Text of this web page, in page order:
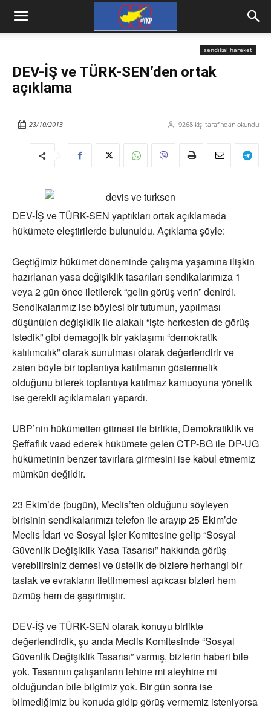
sendikal hareket
DEV-İŞ ve TÜRK-SEN’den ortak
açıklama
9268 kişi tarafından okundu
23/10/2013
DEV-İŞ ve TÜRK-SEN yaptıkları ortak açıklamada
hükümete eleştirilerde bulunuldu. Açıklama şöyle:
Geçtiğimiz hükümet döneminde çalışma yaşamına ilişkin
hazırlanan yasa değişiklik tasarıları sendikalarımıza 1
veya 2 gün önce iletilerek “gelin görüş verin” denirdi.
Sendikalarımız ise böylesi bir tutumun, yapılması
düşünülen değişiklik ile alakalı “işte herkesten de görüş
istedik” gibi demagojik bir yaklaşımı “demokratik
katılımcılık” olarak sunulması olarak değerlendirir ve
zaten böyle bir toplantıya katılmanın göstermelik
olduğunu bilerek toplantıya katılmaz kamuoyuna yönelik
ise gerekli açıklamaları yapardı.
UBP’nin hükümetten gitmesi ile birlikte, Demokratiklik ve
Şeffaflık vaad ederek hükümete gelen CTP-BG ile DP-UG
hükümetinin benzer tavırlara girmesini ise kabul etmemiz
mümkün değildir.
23 Ekim’de (bugün), Meclis’ten olduğunu söyleyen
birisinin sendikalarımızı telefon ile arayıp 25 Ekim’de
Meclis İdari ve Sosyal İşler Komitesine gelip “Sosyal
Güvenlik Değişiklik Yasa Tasarısı” hakkında görüş
verebilirsiniz demesi ve üstelik de bizlere herhangi bir
taslak ve evrakların iletilmemesi açıkcası bizleri hem
üzmüş hem de şaşırtmıştır.
DEV-İŞ ve TÜRK-SEN olarak konuyu birlikte
değerlendirdik, şu anda Meclis Komitesinde “Sosyal
Güvenlik Değişiklik Tasarısı” varmış, bizlerin haberi bile
yok. Tasarının çalışanların lehine mi aleyhine mi
olduğundan bile bilgimiz yok. Bir gün sonra ise
bilmediğimiz bu konuda gidip görüş vermemiz isteniyorsa